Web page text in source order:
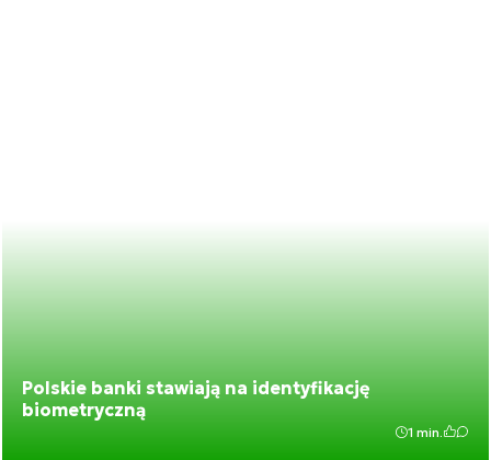
Polskie banki stawiają na identyfikację
biometryczną
1 min.